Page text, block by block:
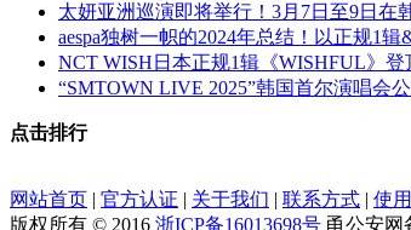
太妍亚洲巡演即将举行！3月7日至9日在
aespa独树一帜的2024年总结！以正规1
NCT WISH日本正规1辑《WISHFUL》
“SMTOWN LIVE 2025”韩国首尔演唱会
点击排行
网站首页 官方认证 关于我们 联系方式 使
版权所有 © 2016 浙ICP备16013698号 甬公安网